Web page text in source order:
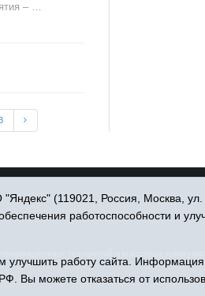
– …
(119021, Россия, Москва,
работоспособности и
работу сайта. Информация
Вы можете отказаться от